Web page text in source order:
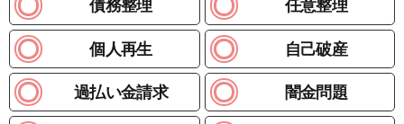
債務整理 任意整理
個人再生 自己破産
過払い金請求 闇金問題